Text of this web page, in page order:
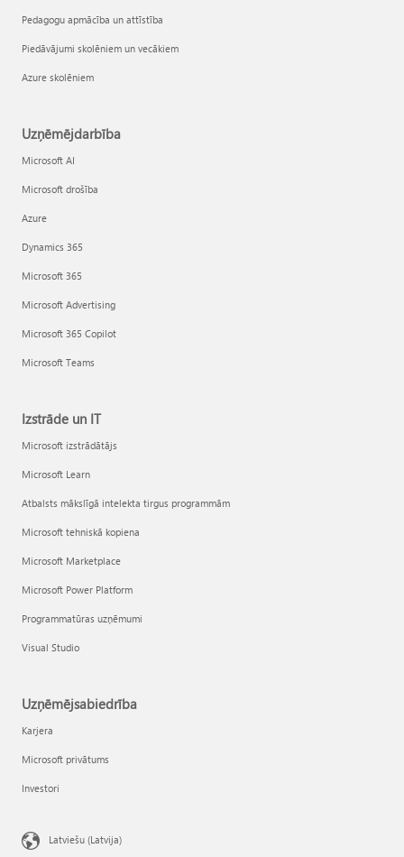
Pedagogu apmācība un attīstība
Piedāvājumi skolēniem un vecākiem
Azure skolēniem
Uzņēmējdarbība
Microsoft AI
Microsoft drošība
Azure
Dynamics 365
Microsoft 365
Microsoft Advertising
Microsoft 365 Copilot
Microsoft Teams
Izstrāde un IT
Microsoft izstrādātājs
Microsoft Learn
Atbalsts mākslīgā intelekta tirgus programmām
Microsoft tehniskā kopiena
Microsoft Marketplace
Microsoft Power Platform
Programmatūras uzņēmumi
Visual Studio
Uzņēmējsabiedrība
Karjera
Microsoft privātums
Investori
Latviešu (Latvija)